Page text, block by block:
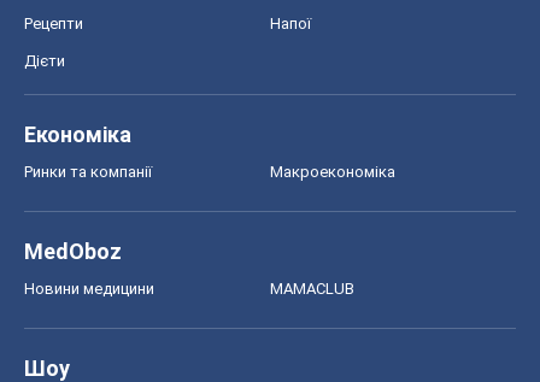
Рецепти Напої
Дієти
Економіка
Ринки та компанії Макроекономіка
MedOboz
Новини медицини MAMACLUB
Шоу